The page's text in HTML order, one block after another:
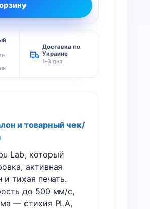
и товарный чек/
Lab, который
активная
и тихая печать.
до 500 мм/с,
— стихия PLA,
Доставка по
Украине
1–3 дня